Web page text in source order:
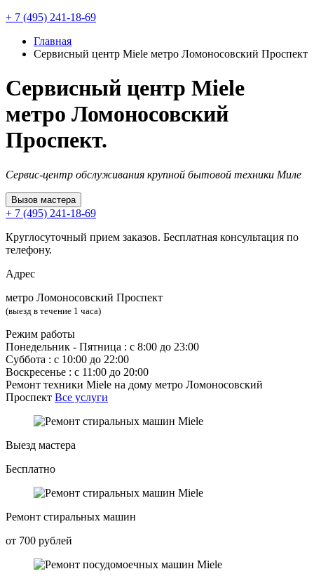
+ 7 (495) 241-18-69
Главная
Сервисный центр Miele метро Ломоносовский Проспект
Сервисный центр Miele
метро Ломоносовский
Проспект.
Сервис-центр обслуживания крупной бытовой техники Миле
Вызов мастера
+ 7 (495) 241-18-69
Круглосуточный прием заказов. Бесплатная консультация по
телефону.
Адрес
метро Ломоносовский Проспект
(выезд в течение 1 часа)
Режим работы
Понедельник ‐ Пятница : с 8:00 до 23:00
Суббота : с 10:00 до 22:00
Воскресенье : с 11:00 до 20:00
Ремонт техники Miele на дому метро Ломоносовский
Проспект Все услуги
Выезд мастера
Бесплатно
Ремонт стиральных машин
от 700 рублей